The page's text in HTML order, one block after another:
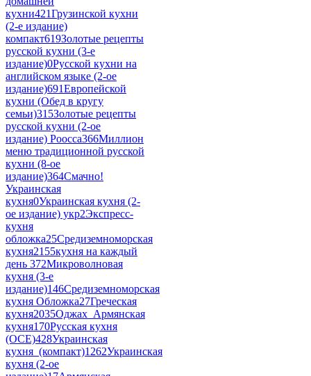
кухни421Грузинской кухни
(2-е издание)
компакт619Золотые рецепты
русской кухни (3-е
издание)0Русской кухни на
английском языке (2-ое
издание)691Европейской
кухни (Обед в кругу
семьи)315Золотые рецепты
русской кухни (2-ое
издание) Роосса366Миллион
меню традиционной русской
кухни (8-ое
издание)364Смачно!
Украинская
кухня0Украинская кухня (2-
ое издание) укр2Экспресс-
кухня
обложка25Средиземноморская
кухня2155кухня на каждый
день 372Микроволновая
кухня (3-е
издание)146Средиземноморская
кухня Обложка27Греческая
кухня2035Оджах_Армянская
кухня170Русская кухня
(ОСЕ)428Украинская
кухня_(компакт)1262Украинская
кухня (2-ое